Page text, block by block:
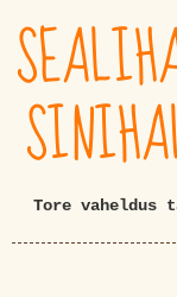
Tore vaheldus